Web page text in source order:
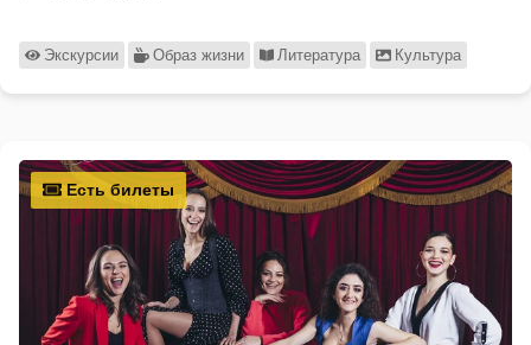
Экскурсии Образ жизни Литература Культура
Есть билеты